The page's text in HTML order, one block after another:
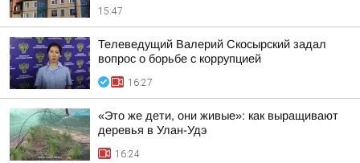
15:47
Телеведущий Валерий Скосырский задал
вопрос о борьбе с коррупцией
16:27
«Это же дети, они живые»: как выращивают
деревья в Улан-Удэ
16:24